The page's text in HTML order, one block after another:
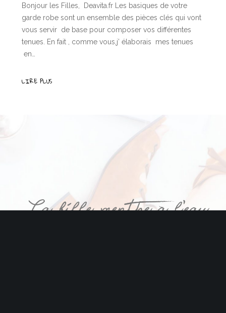
Bonjour les Filles, Deavita.fr Les basiques de votre
garde robe sont un ensemble des pièces clés qui vont
vous servir de base pour composer vos différentes
tenues. En fait , comme vous,j’ élaborais mes tenues
en…
LIRE PLUS